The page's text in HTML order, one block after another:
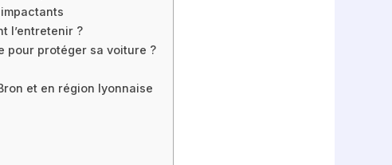
l’entretenir ?
pour protéger sa voiture ?
et en région lyonnaise